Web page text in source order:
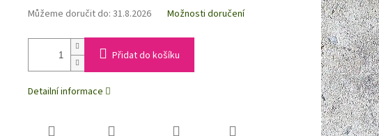
Můžeme doručit do: 31.8.2026 Možnosti doručení
Přidat do košíku
Detailní informace